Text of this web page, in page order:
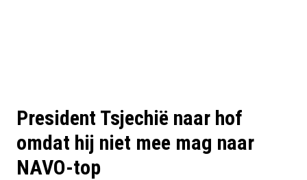
President Tsjechië naar hof
omdat hij niet mee mag naar
NAVO-top